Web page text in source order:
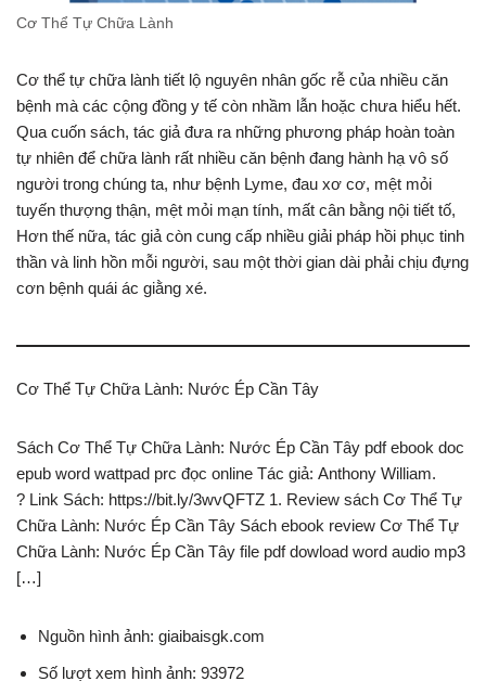
Cơ Thể Tự Chữa Lành
Cơ thể tự chữa lành tiết lộ nguyên nhân gốc rễ của nhiều căn
bệnh mà các cộng đồng y tế còn nhầm lẫn hoặc chưa hiểu hết.
Qua cuốn sách, tác giả đưa ra những phương pháp hoàn toàn
tự nhiên để chữa lành rất nhiều căn bệnh đang hành hạ vô số
người trong chúng ta, như bệnh Lyme, đau xơ cơ, mệt mỏi
tuyến thượng thận, mệt mỏi mạn tính, mất cân bằng nội tiết tố,
Hơn thế nữa, tác giả còn cung cấp nhiều giải pháp hồi phục tinh
thần và linh hồn mỗi người, sau một thời gian dài phải chịu đựng
cơn bệnh quái ác giằng xé.
Cơ Thể Tự Chữa Lành: Nước Ép Cần Tây
Sách Cơ Thể Tự Chữa Lành: Nước Ép Cần Tây pdf ebook doc
epub word wattpad prc đọc online Tác giả: Anthony William.
? Link Sách: https://bit.ly/3wvQFTZ 1. Review sách Cơ Thể Tự
Chữa Lành: Nước Ép Cần Tây Sách ebook review Cơ Thể Tự
Chữa Lành: Nước Ép Cần Tây file pdf dowload word audio mp3
[…]
Nguồn hình ảnh: giaibaisgk.com
Số lượt xem hình ảnh: 93972